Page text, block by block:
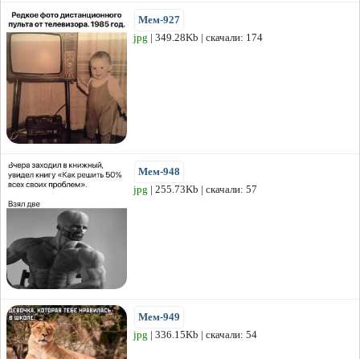
Мем-927
jpg | 349.28Kb | скачали: 174
Мем-948
jpg | 255.73Kb | скачали: 57
Мем-949
jpg | 336.15Kb | скачали: 54